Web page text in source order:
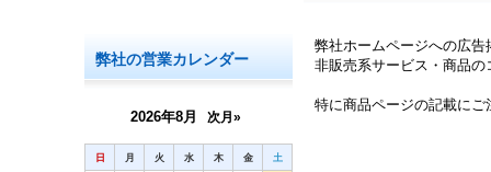
弊社の営業カレンダー
2026年8月 次月»
日 月 火 水 木 金 土
弊社ホームページへの広
非販売系サービス・商品の
特に商品ページの記載に